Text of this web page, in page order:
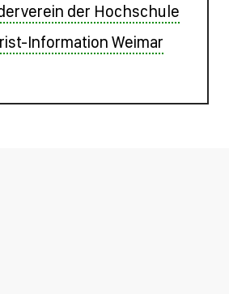
der Hochschule
Information Weimar